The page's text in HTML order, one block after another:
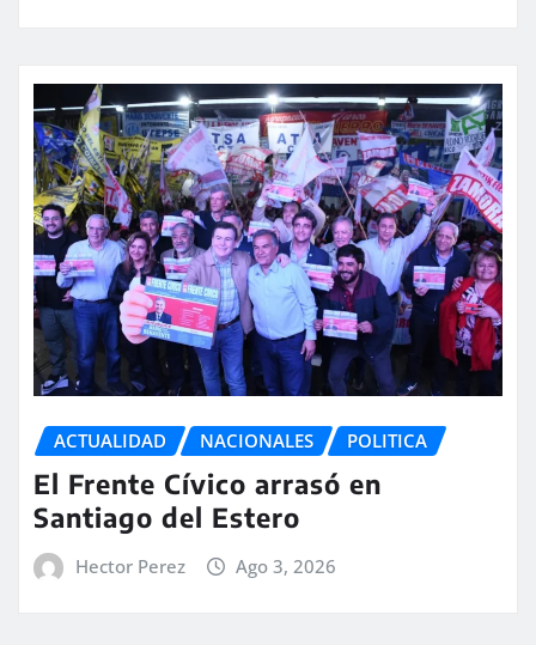
ACTUALIDAD NACIONALES POLITICA
El Frente Cívico arrasó en
Santiago del Estero
Hector Perez Ago 3, 2026